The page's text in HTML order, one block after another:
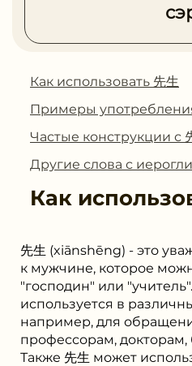
Как использовать 先生
Примеры
Частые конструкции с
Другие слова с
Как
先生 (xiānshēng) - это
к мужчине, которое
"господин" или
используется в
например, для
профессорам,
Также 先生 может